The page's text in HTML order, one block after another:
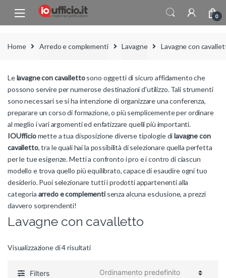
Skip to navigation
Skip to content
0
Home Arredo e complementi Lavagne Lavagne con
Lelavagne con cavallettosono oggetti di sicuro affidamento che
possono servire per numerose destinazioni d'utilizzo. Tali strumenti
sono necessari se si ha intenzione di organizzare una conferenza,
preparare un corso di formazione, o più semplicemente per ordinare
al meglio i vari argomenti ed enfatizzare quelli più importanti.
IOUfficiomette a tua disposizione diverse tipologie dilavagne con
cavalletto, tra le quali hai la possibilità di selezionare quella perfetta
per le tue esigenze. Metti a confronto i pro e i contro di ciascun
modello e trova quello più equilibrato, capace di esaudire ogni tuo
desiderio. Puoi selezionare tutti i prodotti appartenenti alla
categoria arredo e complementisenza alcuna esclusione, a prezzi
davvero sorprendenti!
Lavagne con cavalletto
Visualizzazione di 4 risultati
Filters